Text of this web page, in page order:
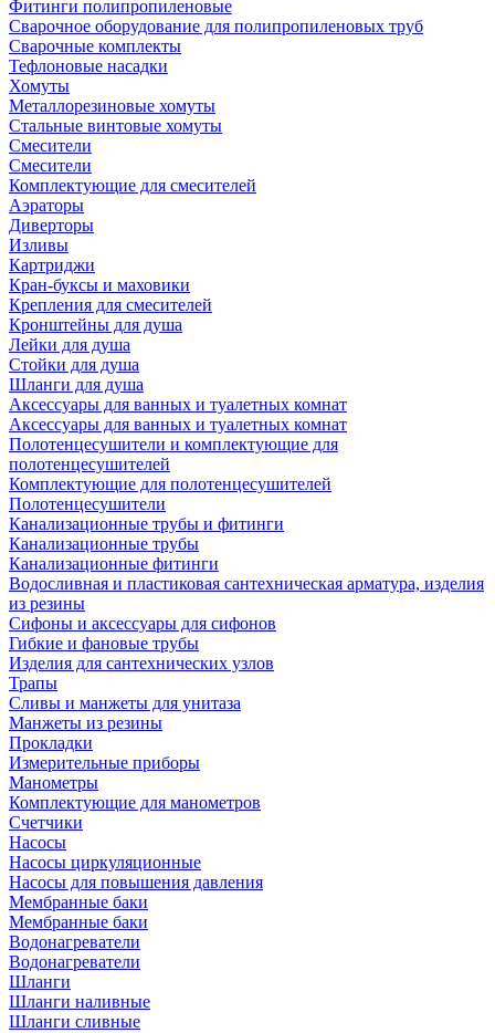
Фитинги полипропиленовые
Сварочное оборудование для полипропиленовых труб
Сварочные комплекты
Тефлоновые насадки
Хомуты
Металлорезиновые хомуты
Стальные винтовые хомуты
Смесители
Смесители
Комплектующие для смесителей
Аэраторы
Диверторы
Изливы
Картриджи
Кран-буксы и маховики
Крепления для смесителей
Кронштейны для душа
Лейки для душа
Стойки для душа
Шланги для душа
Аксессуары для ванных и туалетных комнат
Аксессуары для ванных и туалетных комнат
Полотенцесушители и комплектующие для
полотенцесушителей
Комплектующие для полотенцесушителей
Полотенцесушители
Канализационные трубы и фитинги
Канализационные трубы
Канализационные фитинги
Водосливная и пластиковая сантехническая арматура, изделия
из резины
Сифоны и аксессуары для сифонов
Гибкие и фановые трубы
Изделия для сантехнических узлов
Трапы
Сливы и манжеты для унитаза
Манжеты из резины
Прокладки
Измерительные приборы
Манометры
Комплектующие для манометров
Счетчики
Насосы
Насосы циркуляционные
Насосы для повышения давления
Мембранные баки
Мембранные баки
Водонагреватели
Водонагреватели
Шланги
Шланги наливные
Шланги сливные